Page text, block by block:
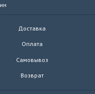
Доставка
Оплата
Самовывоз
Возврат